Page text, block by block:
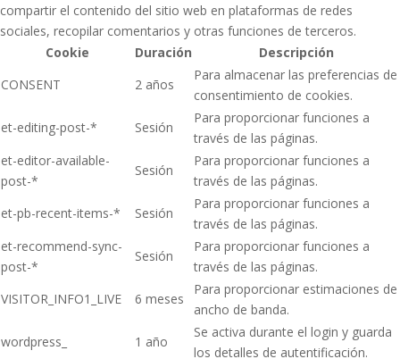
compartir el contenido del sitio web en plataformas de redes
sociales, recopilar comentarios y otras funciones de terceros.
Cookie
Duración
Descripción
CONSENT
2 años
Para almacenar las preferencias de
consentimiento de cookies.
et-editing-post-*
Sesión
Para proporcionar funciones a
través de las páginas.
et-editor-available-
post-*
Sesión
Para proporcionar funciones a
través de las páginas.
et-pb-recent-items-*
Sesión
Para proporcionar funciones a
través de las páginas.
et-recommend-sync-
post-*
Sesión
Para proporcionar funciones a
través de las páginas.
VISITOR_INFO1_LIVE
6 meses
Para proporcionar estimaciones de
ancho de banda.
wordpress_
1 año
Se activa durante el login y guarda
los detalles de autentificación.